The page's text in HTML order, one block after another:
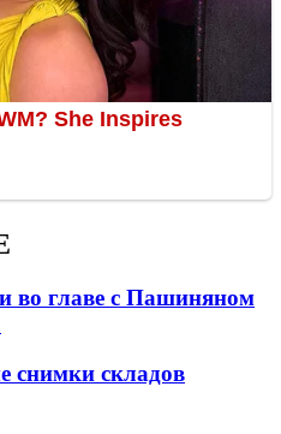
во главе с Пашиняном
снимки складов